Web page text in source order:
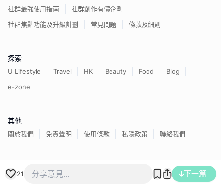
21 下一篇
社群最強使用指南
社群創作有價企劃
社群焦點功能及升級計劃
常見問題 條款及細則
探索
U Lifestyle Travel HK Beauty Food
Blog
e-zone
其他
關於我們 免責聲明 使用條款 私隱政策 聯絡我們
香港經濟日報版權所有©